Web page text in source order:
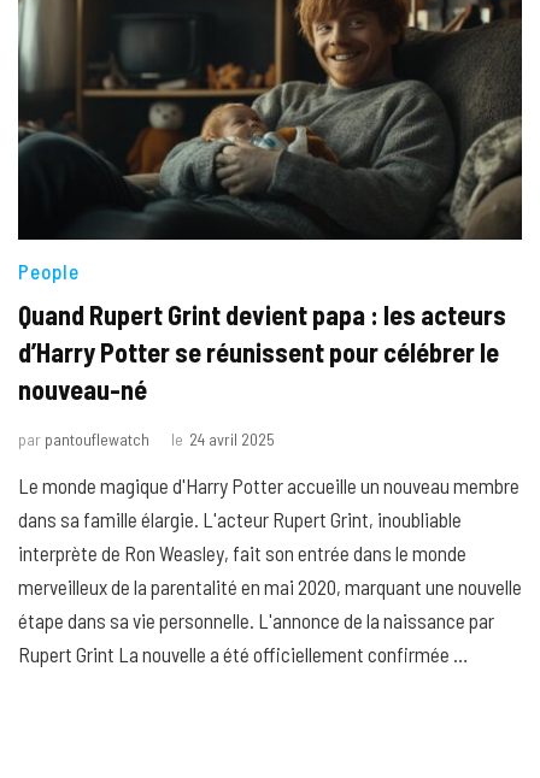
People
Quand Rupert Grint devient papa : les acteurs
d’Harry Potter se réunissent pour célébrer le
nouveau-né
par pantouflewatch le 24 avril 2025
Le monde magique d'Harry Potter accueille un nouveau membre
dans sa famille élargie. L'acteur Rupert Grint, inoubliable
interprète de Ron Weasley, fait son entrée dans le monde
merveilleux de la parentalité en mai 2020, marquant une nouvelle
étape dans sa vie personnelle. L'annonce de la naissance par
Rupert Grint La nouvelle a été officiellement confirmée …